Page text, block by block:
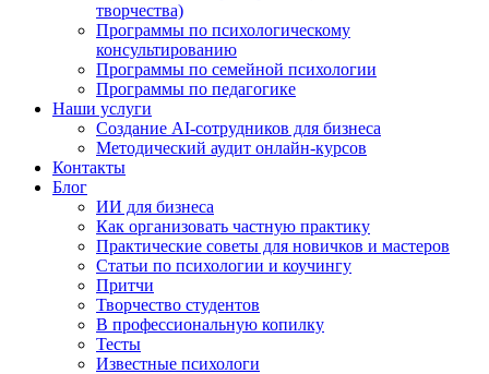
творчества)
Программы по психологическому
консультированию
Программы по семейной психологии
Программы по педагогике
Наши услуги
Создание AI-сотрудников для бизнеса
Методический аудит онлайн-курсов
Контакты
Блог
ИИ для бизнеса
Как организовать частную практику
Практические советы для новичков и мастеров
Статьи по психологии и коучингу
Притчи
Творчество студентов
В профессиональную копилку
Тесты
Известные психологи